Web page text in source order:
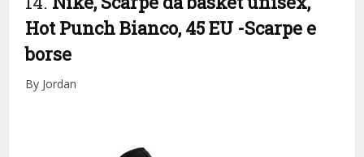
Hot Punch Bianco, 45 EU -Scarpe e
borse
By Jordan